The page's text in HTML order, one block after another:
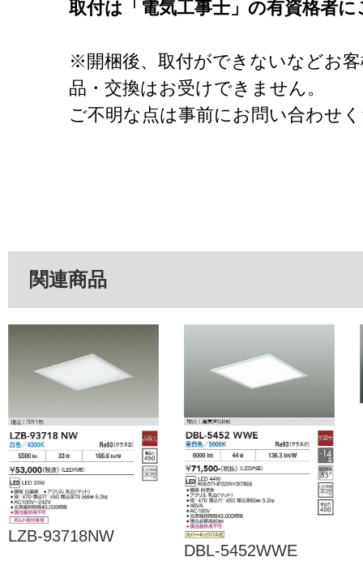
取付は「電気工事士」の有資格者
※開梱後、取付ができないなどお
品・交換はお受けできません。
ご不明な点は事前にお問い合わせ
関連商品
LZB-93718NW
DBL-5452WWE